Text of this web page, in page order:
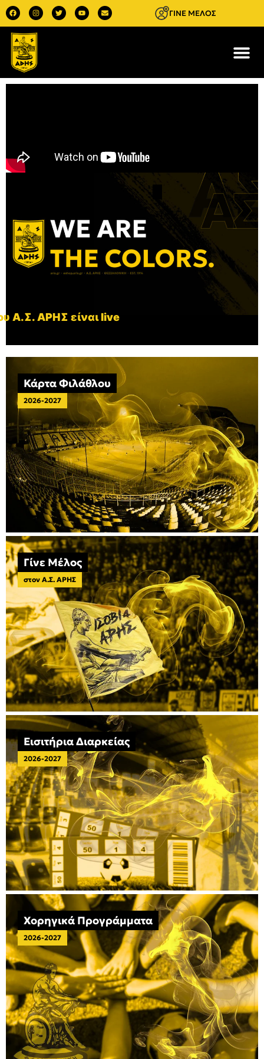
ΓΙΝΕ ΜΕΛΟΣ
Α.Σ. ΑΡΗΣ είναι live
Κάρτα Φιλάθλου
2026-2027
Γίνε Μέλος
στον Α.Σ. ΑΡΗΣ
Εισιτήρια Διαρκείας
2026-2027
Χορηγικά Προγράμματα
2026-2027